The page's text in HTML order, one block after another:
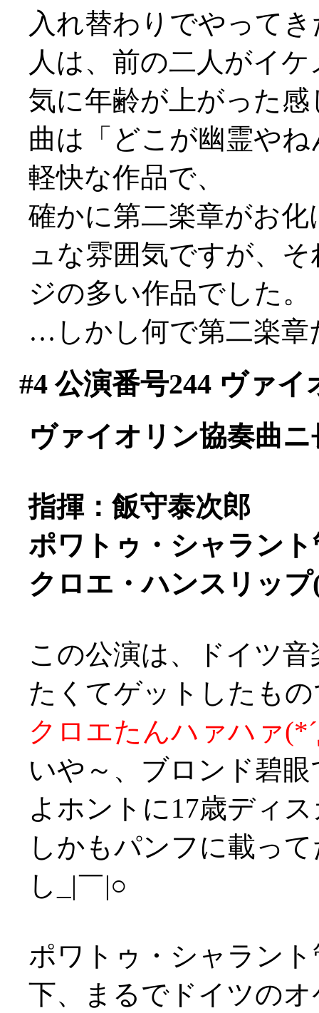
入れ替わりでやって
人は、前の二人がイ
気に年齢が上がった感
曲は「どこが幽霊や
軽快な作品で、
確かに第二楽章がお
ュな雰囲気ですが、
ジの多い作品でした。
…しかし何で第二楽
#4公演番号244 ヴァイ
ヴァイオリン協奏曲ニ
指揮：飯守泰次郎
ポワトゥ・シャラン
クロエ・ハンスリップ
この公演は、ドイツ
たくてゲットしたも
クロエたんハァハァ
いや～、ブロンド碧
よホントに17歳ディ
しかもパンフに載っ
し_|￣|○
ポワトゥ・シャラン
下、まるでドイツの